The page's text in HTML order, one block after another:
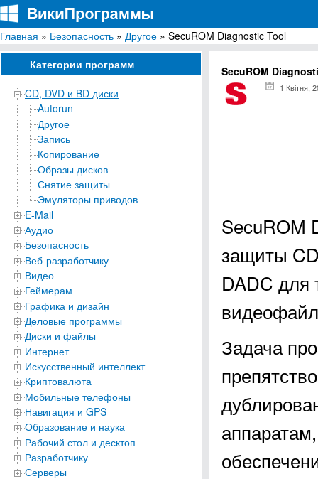
ВикиПрограммы
Энциклопедия бесплатных компьютерных программ для Windows
Главная » Безопасность » Другое » SecuROM Diagnostic Tool
Категории программ
CD, DVD и BD диски
Autorun
Другое
Запись
Копирование
Образы дисков
Снятие защиты
Эмуляторы приводов
E-Mail
Аудио
Безопасность
Веб-разработчику
Видео
Геймерам
Графика и дизайн
Деловые программы
Диски и файлы
Интернет
Искусственный интеллект
Криптовалюта
Мобильные телефоны
Навигация и GPS
Образование и наука
Рабочий стол и десктоп
Разработчику
Серверы
SecuROM
1 Квітня,
SecuROM
защиты
DADC для
Задача